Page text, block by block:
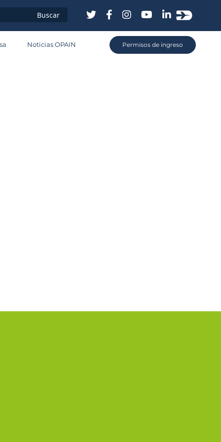
Noticias OPAIN Permisos de ingreso